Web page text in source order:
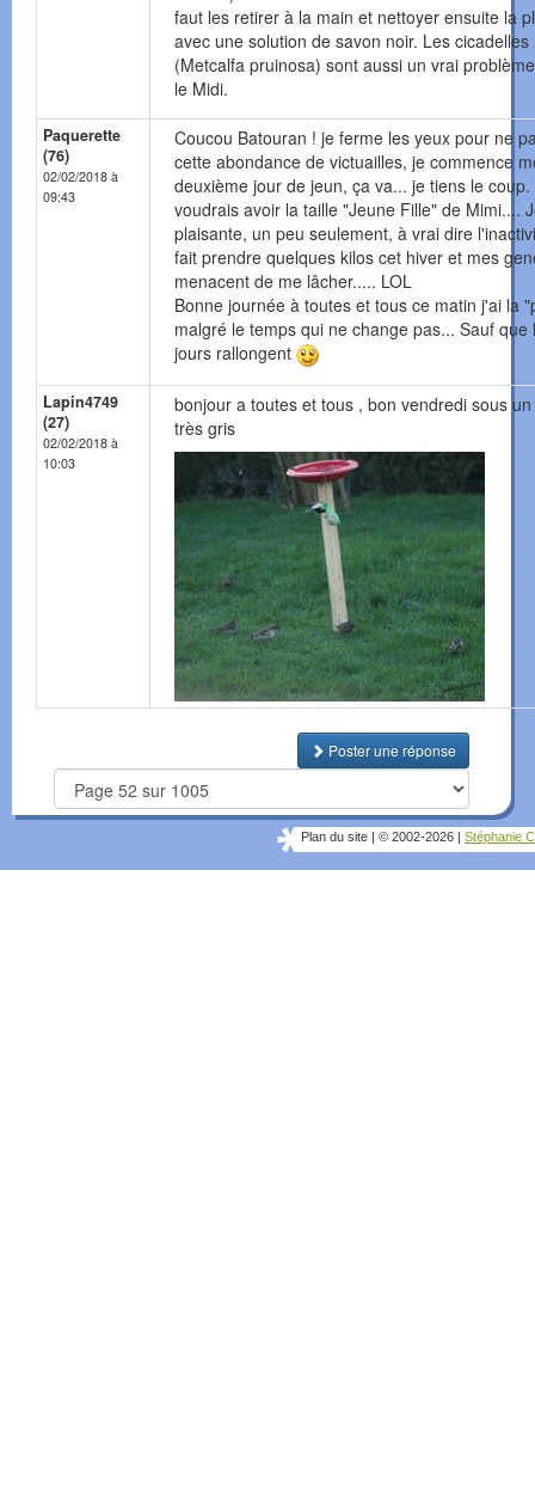
faut les retirer à la main et nettoyer ensuite la
avec une solution de savon noir. Les cicadelles
(Metcalfa pruinosa) sont aussi un vrai
le Midi.
Paquerette
(76)
02/02/2018 à
09:43
Coucou Batouran ! je ferme les yeux pour ne
cette abondance de victuailles, je commence
deuxième jour de jeun, ça va... je tiens le coup.
voudrais avoir la taille "Jeune Fille" de Mimi....
plaisante, un peu seulement, à vrai dire
fait prendre quelques kilos cet hiver et mes
menacent de me lâcher..... LOL
Bonne journée à toutes et tous ce matin j'ai la
malgré le temps qui ne change pas... Sauf que
jours rallongent
Lapin4749
(27)
02/02/2018 à
10:03
bonjour a toutes et tous , bon vendredi sous
très gris
Poster une réponse
Plan du site © 2002-2026 Stéphanie C